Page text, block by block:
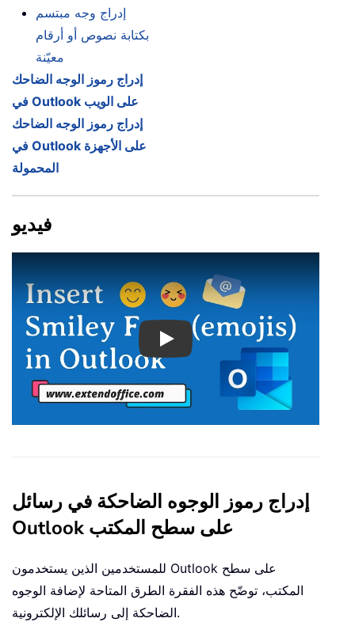
إدراج وجه مبتسم
بكتابة نصوص أو أرقام
معيّنة
إدراج رموز الوجه الضاحك
في Outlook على الويب
إدراج رموز الوجه الضاحك
في Outlook على الأجهزة
المحمولة
فيديو
Play
إدراج رموز الوجوه الضاحكة في رسائل
Outlook على سطح المكتب
للمستخدمين الذين يستخدمون Outlook على سطح
المكتب، توضّح هذه الفقرة الطرق المتاحة لإضافة الوجوه
الضاحكة إلى رسائلك الإلكترونية.